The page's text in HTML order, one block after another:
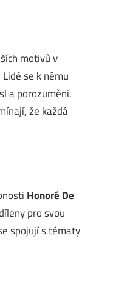
motivů v
se k němu
a porozumění.
že každá
Honoré De
pro svou
spojují s tématy